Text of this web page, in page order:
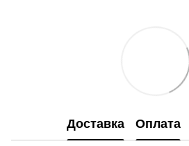
Доставка Оплата